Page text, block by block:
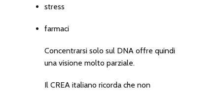
stress
farmaci
Concentrarsi solo sul DNA offre quindi
una visione molto parziale.
Il CREA italiano ricorda che non